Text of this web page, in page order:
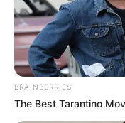
BRAINBERRIES
The Best Tarantino